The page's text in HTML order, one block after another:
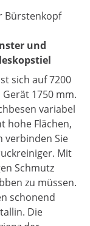
Bürstenkopf
und
sich auf 7200
1750 mm.
variabel
hohe Flächen,
verbinden Sie
Mit
Schmutz
zu müssen.
schonend
Die